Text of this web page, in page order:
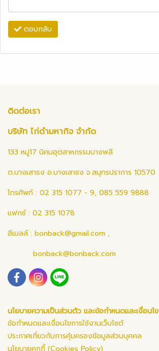
ตอบกลับ
ติดต่อเรา
บริษัท ไก่ดำมหากิจ จำกัด
133 หมู่17 นิคมอุตสาหกรรมบางพลี
ต.บางเสาธง อ.บางเสาธง จ.สมุทรปราการ 10570
โทรศัพท์ : 02 315 1077 - 9, 085 559 9888
แฟกซ์ : 02 315 1078
อีเมลล์ : bonback@gmail.com ,
bonback@bonback.com
นโยบายความเป็นส่วนตัว และข้อกำหนดและเงื่อนไข
ข้อกำหนดและเงื่อนไขการใช้งานเว็บไซต์
ประกาศเกี่ยวกับการคุ้มครองข้อมูลส่วนบุคคล
นโยบายคุกกี้ (Cookies Policy)